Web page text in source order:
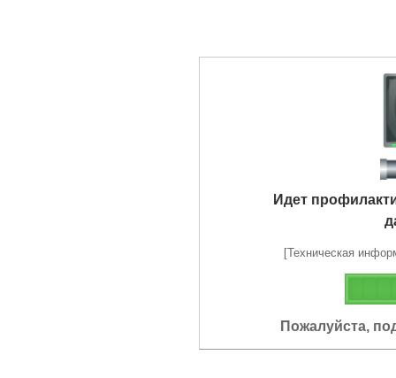
Идет
[Техническая
Пожалуйста,